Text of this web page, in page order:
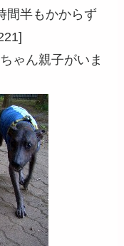
間半もかからず
ゃん親子がいま